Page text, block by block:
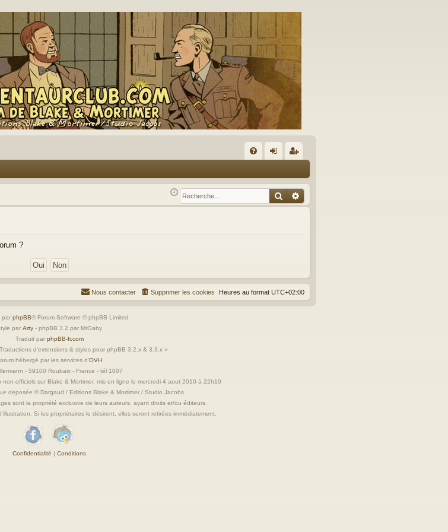
Q ne
xi
nr
eg
Rechercher
Recherche avancée
?
Heures au format UTC+02:00
Supprimer les cookies
Nous contacter
par phpBB® Forum Software © phpBB Limited
par Arty - phpBB 3.2 par MrGaby
Traduit par phpBB-fr.com
d'extensions & styles pour phpBB 3.2.x & 3.3.x »
hébergé par les services d’OVH
- 59100 Roubaix - France - tél 1007
officiels sur Blake & Mortimer, mis en ligne le mercredi 4 aout 2010 à 22h10
deposée © Dargaud / Editions Blake & Mortimer / Studio Jacobs
sont la propriété exclusive de leurs auteurs, ayant droits et/ou éditeurs.
Si les propriétaires le désirent, elles seront retirées immédiatement.
Confidentialité | Conditions